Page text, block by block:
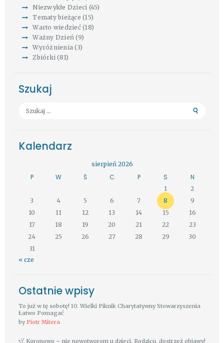
Niezwykłe Dzieci (45)
Tematy bieżące (15)
Warto wiedzieć(18)
Ważny Dzień (9)
Wyróżnienia (3)
Zbiórki (81)
Szukaj
Szukaj:
Kalendarz
sierpień 2026
P W Ś C P S N
1
2
3
4 5 6 7 8
9
10
11 12 13 14 15
16
17
18 19 20 21 22
23
24
25 26 27 28 29
30
31
« cze
Ostatnie wpisy
To już w tę sobotę! 10. Wielki Piknik Charytatywny Stowarzyszenia
Łatwo Pomagać
by Piotr Mitera
Koronowo – nie nowotworom u dzieci. Rodzicu, dostrzeż objawy!